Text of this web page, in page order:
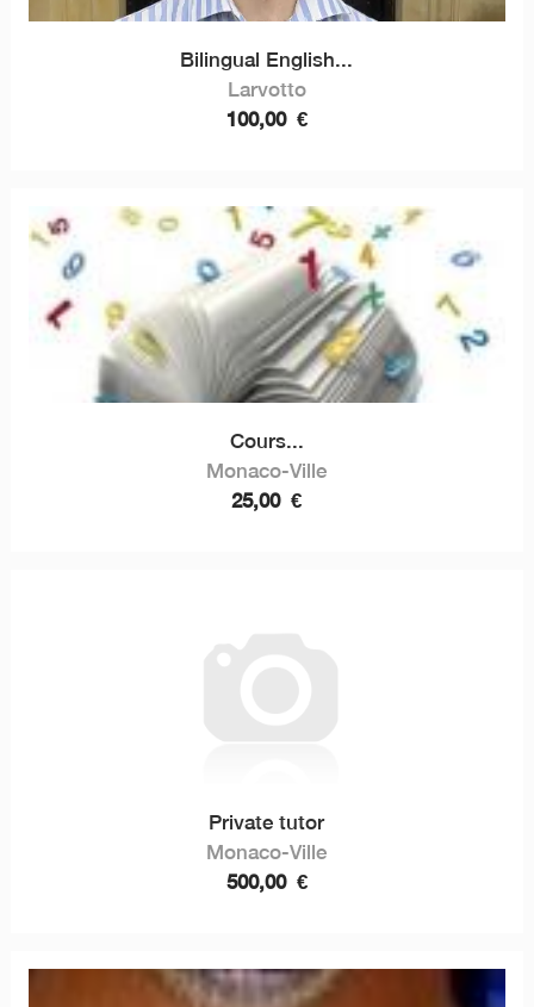
Bilingual English...
Larvotto
100,00 €
Cours...
Monaco-Ville
25,00 €
Private tutor
Monaco-Ville
500,00 €